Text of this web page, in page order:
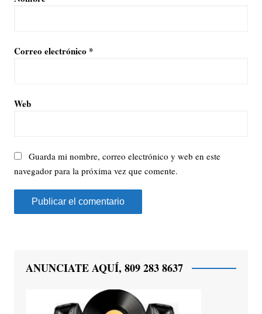
Correo electrónico *
Web
Guarda mi nombre, correo electrónico y web en este
navegador para la próxima vez que comente.
ANUNCIATE AQUÍ, 809 283 8637